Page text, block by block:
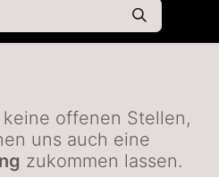
offenen Stellen,
uns auch eine
zukommen lassen.